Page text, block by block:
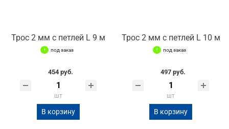
Трос 2 мм с петлей L 9 м
под заказ
454 руб.
шт
В корзину
Трос 2 мм с петлей L 10 м
под заказ
497 руб.
шт
В корзину